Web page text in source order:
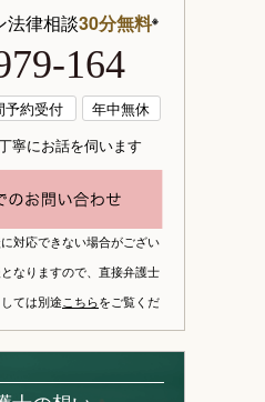
法律相談30分無料※
164
予約受付
年中無休
寧にお話を伺います
対応できない場合がござい
なりますので、 直接弁護士
ては別途こちらをご覧くだ